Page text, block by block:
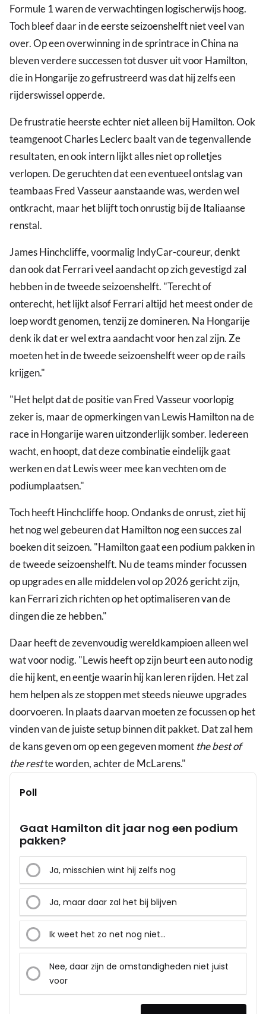
Formule 1 waren de verwachtingen logischerwijs hoog.
Toch bleef daar in de eerste seizoenshelft niet veel van
over. Op een overwinning in de sprintrace in China na
bleven verdere successen tot dusver uit voor Hamilton,
die in Hongarije zo gefrustreerd was dat hij zelfs een
rijderswissel opperde.
De frustratie heerste echter niet alleen bij Hamilton. Ook
teamgenoot Charles Leclerc baalt van de tegenvallende
resultaten, en ook intern lijkt alles niet op rolletjes
verlopen. De geruchten dat een eventueel ontslag van
teambaas Fred Vasseur aanstaande was, werden wel
ontkracht, maar het blijft toch onrustig bij de Italiaanse
renstal.
James Hinchcliffe, voormalig IndyCar-coureur, denkt
dan ook dat Ferrari veel aandacht op zich gevestigd zal
hebben in de tweede seizoenshelft. "Terecht of
onterecht, het lijkt alsof Ferrari altijd het meest onder de
loep wordt genomen, tenzij ze domineren. Na Hongarije
denk ik dat er wel extra aandacht voor hen zal zijn. Ze
moeten het in de tweede seizoenshelft weer op de rails
krijgen."
"Het helpt dat de positie van Fred Vasseur voorlopig
zeker is, maar de opmerkingen van Lewis Hamilton na de
race in Hongarije waren uitzonderlijk somber. Iedereen
wacht, en hoopt, dat deze combinatie eindelijk gaat
werken en dat Lewis weer mee kan vechten om de
podiumplaatsen."
Toch heeft Hinchcliffe hoop. Ondanks de onrust, ziet hij
het nog wel gebeuren dat Hamilton nog een succes zal
boeken dit seizoen. "Hamilton gaat een podium pakken in
de tweede seizoenshelft. Nu de teams minder focussen
op upgrades en alle middelen vol op 2026 gericht zijn,
kan Ferrari zich richten op het optimaliseren van de
dingen die ze hebben."
Daar heeft de zevenvoudig wereldkampioen alleen wel
wat voor nodig. "Lewis heeft op zijn beurt een auto nodig
die hij kent, en eentje waarin hij kan leren rijden. Het zal
hem helpen als ze stoppen met steeds nieuwe upgrades
doorvoeren. In plaats daarvan moeten ze focussen op het
vinden van de juiste setup binnen dit pakket. Dat zal hem
de kans geven om op een gegeven moment the best of
the restte worden, achter de McLarens."
Poll
Gaat Hamilton dit jaar nog een podium
pakken?
Ja, misschien wint hij zelfs nog
Ja, maar daar zal het bij blijven
Ik weet het zo net nog niet...
Nee, daar zijn de omstandigheden niet juist
voor